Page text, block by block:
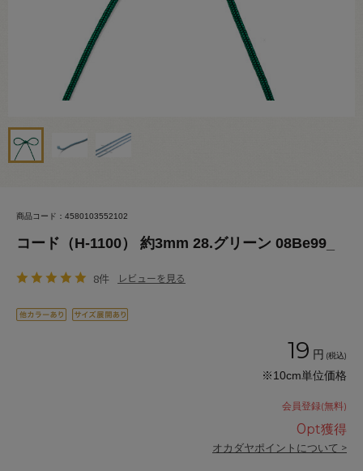
商品コード：4580103552102
コード（H-1100） 約3mm 28.グリーン 08Be99_
8件 レビューを見る
19 円 (税込)
※10cm単位価格
会員登録(無料)
0pt獲得
オカダヤポイントについて >